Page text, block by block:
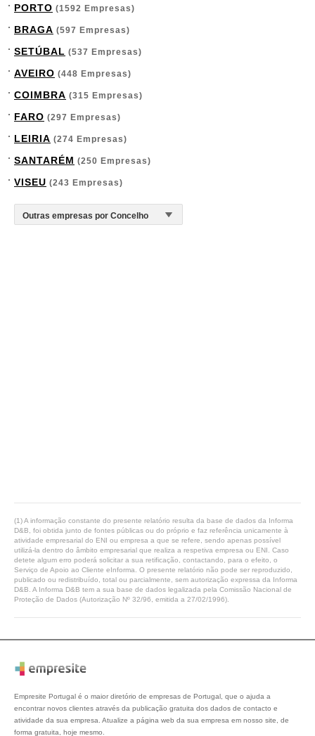
PORTO (1592 Empresas)
BRAGA (597 Empresas)
SETÚBAL (537 Empresas)
AVEIRO (448 Empresas)
COIMBRA (315 Empresas)
FARO (297 Empresas)
LEIRIA (274 Empresas)
SANTARÉM (250 Empresas)
VISEU (243 Empresas)
(1) A informação constante do presente relatório resulta da base de dados da Informa
D&B, foi obtida junto de fontes públicas ou do próprio e faz referência unicamente à
atividade empresarial do ENI ou empresa a que se refere, sendo apenas possível
utilizá-la dentro do âmbito empresarial que realiza a respetiva empresa ou ENI. Caso
detete algum erro poderá solicitar a sua retificação, contactando, para o efeito, o
Serviço de Apoio ao Cliente eInforma. O presente relatório não pode ser reproduzido,
publicado ou redistribuído, total ou parcialmente, sem autorização expressa da Informa
D&B. A Informa D&B tem a sua base de dados legalizada pela Comissão Nacional de
Proteção de Dados (Autorização Nº 32/96, emitida a 27/02/1996).
Empresite Portugal é o maior diretório de empresas de Portugal, que o ajuda a
encontrar novos clientes através da publicação gratuita dos dados de contacto e
atividade da sua empresa. Atualize a página web da sua empresa em nosso site, de
forma gratuita, hoje mesmo.